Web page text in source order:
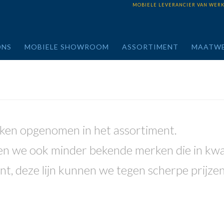
MOBIELE LEVERANCIER VAN
MOBIELE SHOWROOM ASSORTIMENT
opgenomen in het assortiment.
we ook minder bekende merken die in
deze lijn kunnen we tegen scherpe prijzen